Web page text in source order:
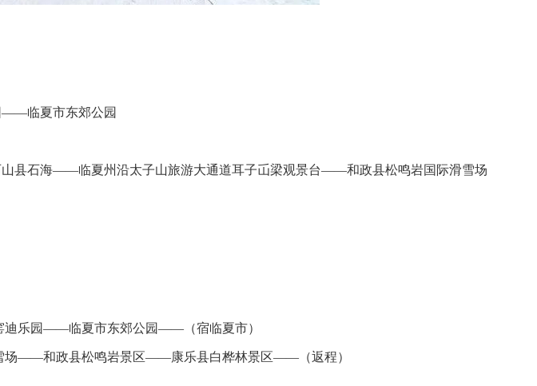
临夏市东郊公园
石海——临夏州沿太子山旅游大通道耳子屲梁观景台——和政县松鸣岩国际滑雪场
乐园——临夏市东郊公园——（宿临夏市）
场——和政县松鸣岩景区——康乐县白桦林景区——（返程）